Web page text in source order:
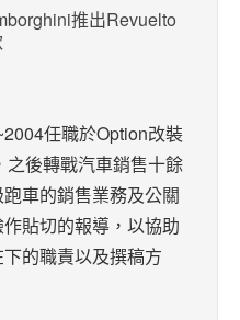
推出Revuelto
任職於Option改裝
之後轉戰汽車銷售十餘
車的銷售業務及公關
貼切的報導，以協助
的職責以及撰稿方